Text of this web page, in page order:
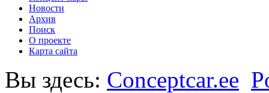
Новости
Архив
Поиск
О проекте
Карта сайта
Вы здесь: Conceptcar.ee